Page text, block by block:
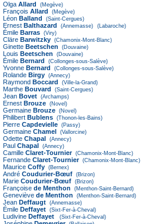
Olga Allard (Megève)
François Allard (Megève)
Léon Balland (Saint-Cergues)
Ernest Balthazard (Annemasse) (Labaroche)
Émile Barras (Viry)
Cläre Barwitzky (Chamonix-Mont-Blanc)
Ginette Beetschen (Douvaine)
Louis Beetschen (Douvaine)
Émile Bernard (Collonges-sous-Salève)
Yvonne Bernard (Collonges-sous-Salève)
Rolande Birgy (Annecy)
Raymond Boccard (Ville-la-Grand)
Marthe Bouvard (Saint-Cergues)
Jean Bovet (Archamps)
Ernest Brouze (Novel)
Germaine Brouze (Novel)
Philibert Bublens (Thonon-les-Bains)
Pierre Capdevielle (Passy)
Germaine Chamel (Vallorcine)
Odette Chapal (Annecy)
Paul Chapal (Annecy)
Camille Claret-Tournier (Chamonix-Mont-Blanc)
Fernande Claret-Tournier (Chamonix-Mont-Blanc)
Maurice Coffy (Bernex)
André Coudurier-Bœuf (Brizon)
Marie Coudurier-Bœuf (Brizon)
Françoise de Menthon (Menthon-Saint-Bernard)
Geneviève de Menthon (Menthon-Saint-Bernard)
Jean Deffaugt (Annemasse)
Émile Deffayet (Sixt-Fer-à-Cheval)
Ludivine Deffayet (Sixt-Fer-à-Cheval)